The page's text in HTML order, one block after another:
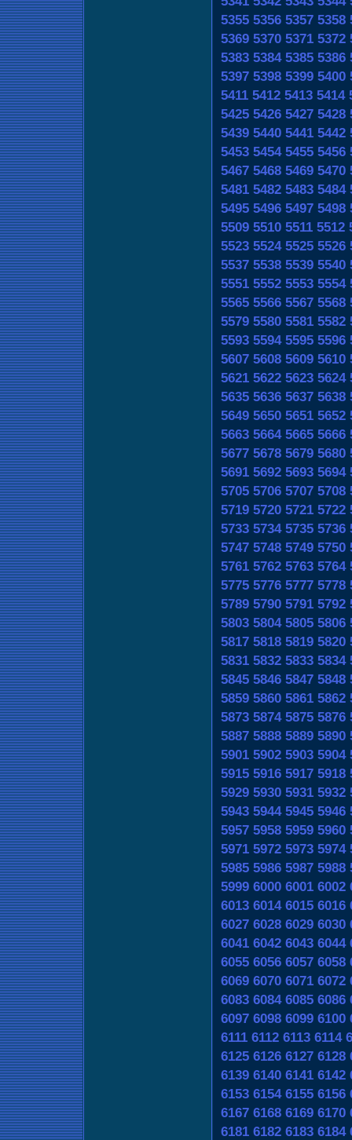
5355 5356 5357 5358
5369 5370 5371 5372
5383 5384 5385 5386
5397 5398 5399 5400
5411 5412 5413 5414
5425 5426 5427 5428
5439 5440 5441 5442
5453 5454 5455 5456
5467 5468 5469 5470
5481 5482 5483 5484
5495 5496 5497 5498
5509 5510 5511 5512
5523 5524 5525 5526
5537 5538 5539 5540
5551 5552 5553 5554
5565 5566 5567 5568
5579 5580 5581 5582
5593 5594 5595 5596
5607 5608 5609 5610
5621 5622 5623 5624
5635 5636 5637 5638
5649 5650 5651 5652
5663 5664 5665 5666
5677 5678 5679 5680
5691 5692 5693 5694
5705 5706 5707 5708
5719 5720 5721 5722
5733 5734 5735 5736
5747 5748 5749 5750
5761 5762 5763 5764
5775 5776 5777 5778
5789 5790 5791 5792
5803 5804 5805 5806
5817 5818 5819 5820
5831 5832 5833 5834
5845 5846 5847 5848
5859 5860 5861 5862
5873 5874 5875 5876
5887 5888 5889 5890
5901 5902 5903 5904
5915 5916 5917 5918
5929 5930 5931 5932
5943 5944 5945 5946
5957 5958 5959 5960
5971 5972 5973 5974
5985 5986 5987 5988
5999 6000 6001 6002
6013 6014 6015 6016
6027 6028 6029 6030
6041 6042 6043 6044
6055 6056 6057 6058
6069 6070 6071 6072
6083 6084 6085 6086
6097 6098 6099 6100
6111 6112 6113 6114
6125 6126 6127 6128
6139 6140 6141 6142
6153 6154 6155 6156
6167 6168 6169 6170
6181 6182 6183 6184